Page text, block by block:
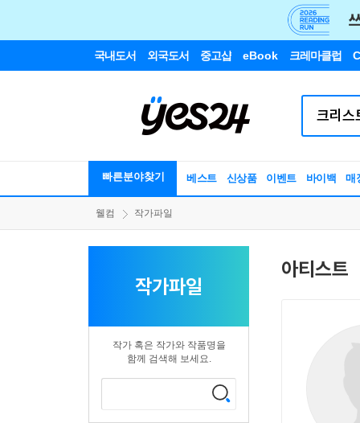
국내도서 외국도서 중고샵 eBook 크레마클럽
빠른분야찾기 베스트 신상품 이벤트 바이백 매
웰컴 작가파일
작가파일
작가 혹은 작가와 작품명을
함께 검색해 보세요.
아티스트